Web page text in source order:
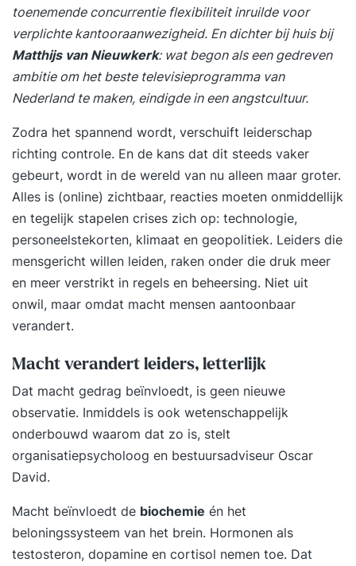
toenemende concurrentie flexibiliteit inruilde voor
verplichte kantooraanwezigheid. En dichter bij huis bij
Matthijs van Nieuwkerk: wat begon als een gedreven
ambitie om het beste televisieprogramma van
Nederland te maken, eindigde in een angstcultuur.
Zodra het spannend wordt, verschuift leiderschap
richting controle. En de kans dat dit steeds vaker
gebeurt, wordt in de wereld van nu alleen maar groter.
Alles is (online) zichtbaar, reacties moeten onmiddellijk
en tegelijk stapelen crises zich op: technologie,
personeelstekorten, klimaat en geopolitiek. Leiders die
mensgericht willen leiden, raken onder die druk meer
en meer verstrikt in regels en beheersing. Niet uit
onwil, maar omdat macht mensen aantoonbaar
verandert.
Macht verandert leiders, letterlijk
Dat macht gedrag beïnvloedt, is geen nieuwe
observatie. Inmiddels is ook wetenschappelijk
onderbouwd waarom dat zo is, stelt
organisatiepsycholoog en bestuursadviseur Oscar
David.
Macht beïnvloedt de biochemie én het
beloningssysteem van het brein. Hormonen als
testosteron, dopamine en cortisol nemen toe. Dat